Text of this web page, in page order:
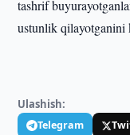
tashrif
ustunlik qilayotganini
Ulashish:
Telegram